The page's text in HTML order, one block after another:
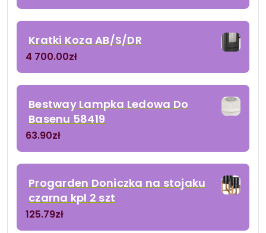
Kratki Koza AB/S/DR
4 700.00zł
Bestway Lampka Ledowa Do
Basenu 58419
63.90zł
Progarden Doniczka na stojaku
czarna kpl 2 szt
125.79zł